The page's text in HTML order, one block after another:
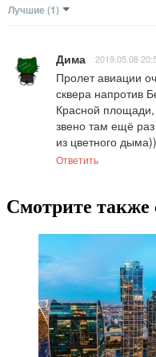
Лучшие (1)
Дима 2019.05.08
Пролет авиации
сквера напротив
Красной
звено там ещё
из цветного дыма))
Ответить
Смотрите также